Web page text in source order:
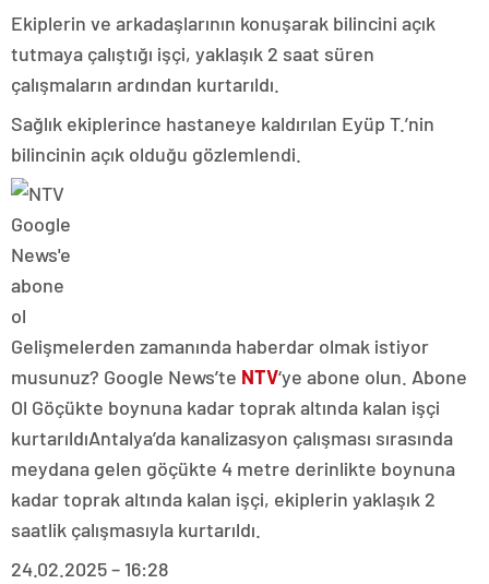
Ekiplerin ve arkadaşlarının konuşarak bilincini açık
tutmaya çalıştığı işçi, yaklaşık 2 saat süren
çalışmaların ardından kurtarıldı.
Sağlık ekiplerince hastaneye kaldırılan Eyüp T.’nin
bilincinin açık olduğu gözlemlendi.
Gelişmelerden zamanında haberdar olmak istiyor
musunuz? Google News’te NTV‘ye abone olun. Abone
Ol Göçükte boynuna kadar toprak altında kalan işçi
kurtarıldıAntalya’da kanalizasyon çalışması sırasında
meydana gelen göçükte 4 metre derinlikte boynuna
kadar toprak altında kalan işçi, ekiplerin yaklaşık 2
saatlik çalışmasıyla kurtarıldı.
24.02.2025 – 16:28